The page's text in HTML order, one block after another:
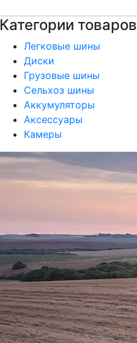
Категории товаров
Легковые шины
Диски
Грузовые шины
Сельхоз шины
Аккумуляторы
Аксессуары
Камеры